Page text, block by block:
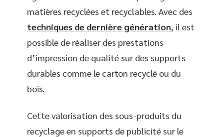
matières recyclées et recyclables. Avec des
techniques de dernière génération, il est
possible de réaliser des prestations
d’impression de qualité sur des supports
durables comme le carton recyclé ou du
bois.
Cette valorisation des sous-produits du
recyclage en supports de publicité sur le